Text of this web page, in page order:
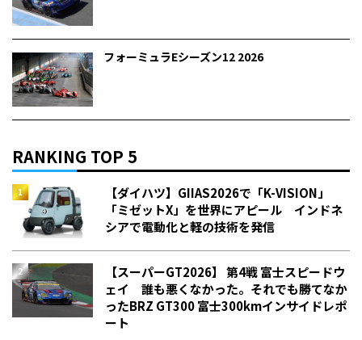
フォーミュラEシーズン12 2026
RANKING TOP 5
【ダイハツ】GIIAS2026で「K-VISION」
「ミゼットX」を世界にアピール インドネ
シアで電動化と軽の技術を発信
【スーパーGT2026】 第4戦 富士スピードウ
ェイ 誰も悪くなかった。それでも勝てなか
った――BRZ GT300 富士300kmインサイドレポ
ート